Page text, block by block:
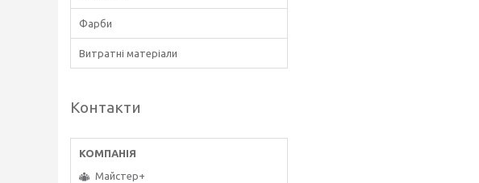
Фарби
Витратні матеріали
Контакти
Майстер+